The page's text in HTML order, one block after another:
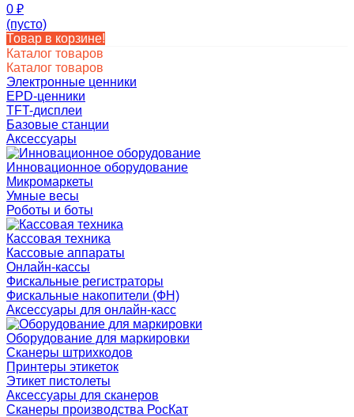
0 ₽
(пусто)
Товар в корзине!
Каталог товаров
Каталог товаров
Электронные ценники
EPD-ценники
TFT-дисплеи
Базовые станции
Аксессуары
Инновационное оборудование
Микромаркеты
Умные весы
Роботы и боты
Кассовая техника
Кассовые аппараты
Онлайн-кассы
Фискальные регистраторы
Фискальные накопители (ФН)
Аксессуары для онлайн-касс
Оборудование для маркировки
Сканеры штрихкодов
Принтеры этикеток
Этикет пистолеты
Аксессуары для сканеров
Сканеры производства РосКат